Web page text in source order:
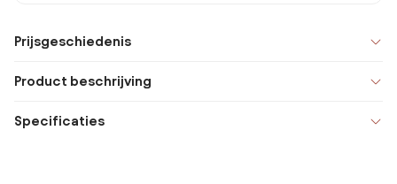
Prijsgeschiedenis
Product beschrijving
Specificaties